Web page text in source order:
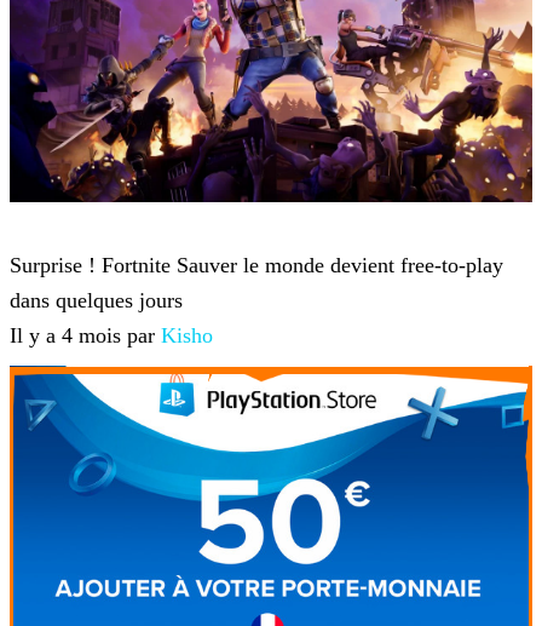
Surprise ! Fortnite Sauver le monde devient free-to-play
dans quelques jours
Il y a 4 mois par Kisho